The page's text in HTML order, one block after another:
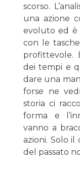
scorso.
una azione
evoluto ed è
con le
profittevole.
dei tempi e
dare una
forse ne
storia ci
forma e
vanno a
azioni. Solo
del passato